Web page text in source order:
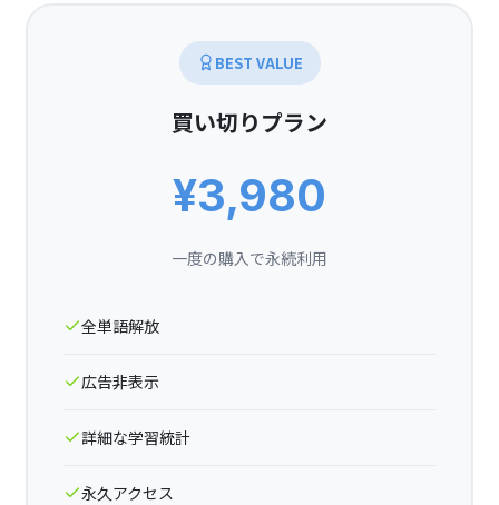
BEST VALUE
買い切りプラン
¥3,980
一度の購入で永続利用
全単語解放
広告非表示
詳細な学習統計
永久アクセス